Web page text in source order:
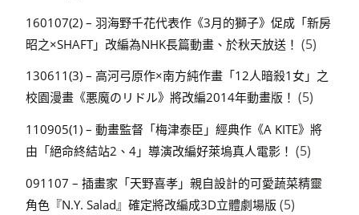
160107(2) – 羽海野千花代表作《3月的獅子》促成「新房
昭之×SHAFT」改編為NHK長篇動畫、於秋天放送！ (5)
130611(3) – 高河弓原作×南方純作畫「12人暗殺1女」之
校園漫畫《悪魔のリドル》將改編2014年動畫版！ (5)
110905(1) – 動畫監督「梅津泰臣」經典作《A KITE》將
由「絕命終結站2、4」導演改編好萊塢真人電影！ (5)
091107 – 插畫家「天野喜孝」親自設計的可愛蔬菜精靈
角色『N.Y. Salad』確定將改編成3D立體劇場版 (5)